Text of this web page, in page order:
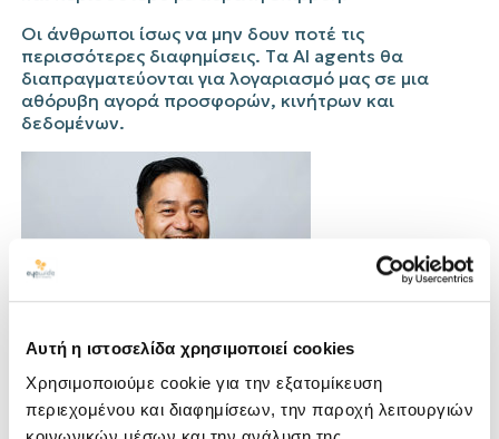
Αυτή η ιστοσελίδα χρησιμοποιεί cookies
Χρησιμοποιούμε cookie για την εξατομίκευση
περιεχομένου και διαφημίσεων, την παροχή λειτουργιών
Οι άνθρωποι ίσως να μην δουν ποτέ τις
περισσότερες διαφημίσεις. TαAI agents θα
διαπραγματεύονται για λογαριασμό μας σε μια
αθόρυβη αγορά προσφορών, κινήτρων και
δεδομένων.
LinchiKwok
Professor,The Collins College of Hospitality